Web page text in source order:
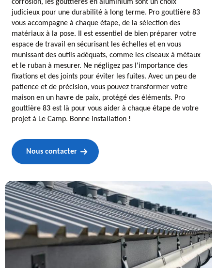
corrosion, les gouttières en aluminium sont un choix
judicieux pour une durabilité à long terme. Pro gouttière 83
vous accompagne à chaque étape, de la sélection des
matériaux à la pose. Il est essentiel de bien préparer votre
espace de travail en sécurisant les échelles et en vous
munissant des outils adéquats, comme les ciseaux à métaux
et le ruban à mesurer. Ne négligez pas l'importance des
fixations et des joints pour éviter les fuites. Avec un peu de
patience et de précision, vous pouvez transformer votre
maison en un havre de paix, protégé des éléments. Pro
gouttière 83 est là pour vous aider à chaque étape de votre
projet à Le Camp. Bonne installation !
Nous contacter